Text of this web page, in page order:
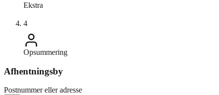
Ekstra
4
Opsummering
Afhentningsby
Postnummer eller adresse